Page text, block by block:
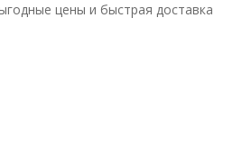
цены и быстрая доставка